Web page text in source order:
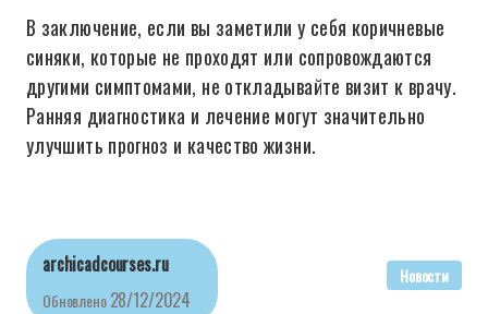
В заключение, если вы заметили у себя коричневые
синяки, которые не проходят или сопровождаются
другими симптомами, не откладывайте визит к врачу.
Ранняя диагностика и лечение могут значительно
улучшить прогноз и качество жизни.
archicadcourses.ru
Обновлено 28/12/2024
Новости